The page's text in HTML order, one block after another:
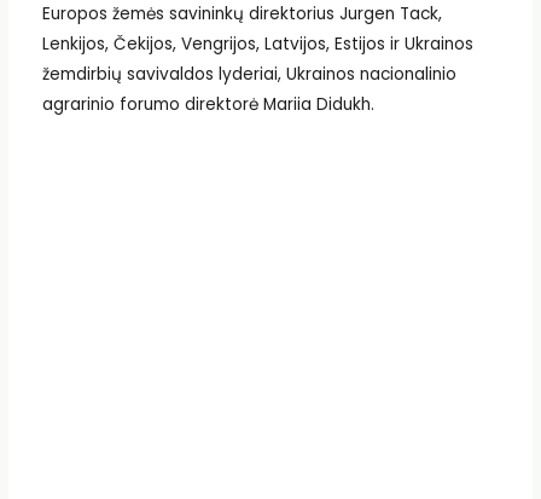
Europos žemės savininkų direktorius Jurgen Tack,
Lenkijos, Čekijos, Vengrijos, Latvijos, Estijos ir Ukrainos
žemdirbių savivaldos lyderiai, Ukrainos nacionalinio
agrarinio forumo direktorė Mariia Didukh.